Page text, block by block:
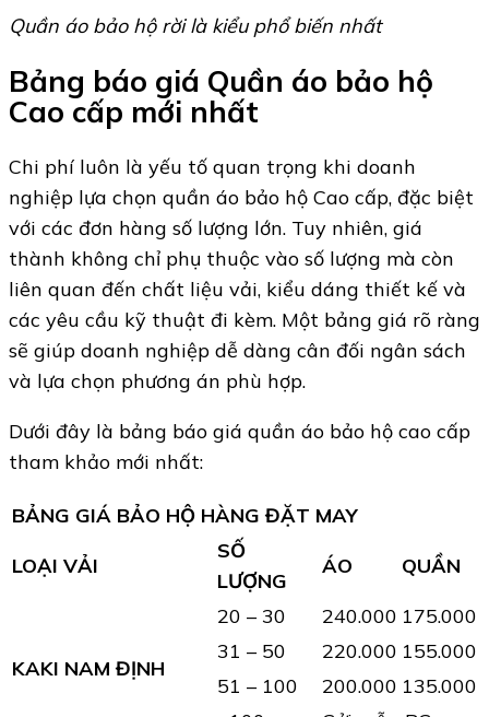
Quần áo bảo hộ rời là kiểu phổ biến nhất
Bảng báo giá Quần áo bảo hộ
Cao cấp mới nhất
Chi phí luôn là yếu tố quan trọng khi doanh
nghiệp lựa chọn quần áo bảo hộ Cao cấp, đặc biệt
với các đơn hàng số lượng lớn. Tuy nhiên, giá
thành không chỉ phụ thuộc vào số lượng mà còn
liên quan đến chất liệu vải, kiểu dáng thiết kế và
các yêu cầu kỹ thuật đi kèm. Một bảng giá rõ ràng
sẽ giúp doanh nghiệp dễ dàng cân đối ngân sách
và lựa chọn phương án phù hợp.
Dưới đây là bảng báo giá quần áo bảo hộ cao cấp
tham khảo mới nhất:
BẢNG GIÁ BẢO HỘ HÀNG ĐẶT MAY
LOẠI VẢI
SỐ
LƯỢNG
ÁO QUẦN
KAKI NAM ĐỊNH
20 – 30 240.000 175.000
31 – 50
220.000 155.000
51 – 100
200.000 135.000